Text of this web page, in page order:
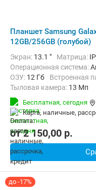
Планшет Samsung
12GB/256GB (голубой)
Экран: 13.1 " Матрица:
Операционная система:
ОЗУ: 12 Гб Встроенная
Тыловая камера: 13 Мп
Беспроводная связь:
Комплектация:
Перо
Бесплатная, сегодня
карта, наличные,
от2 150,00 p.
до -17%